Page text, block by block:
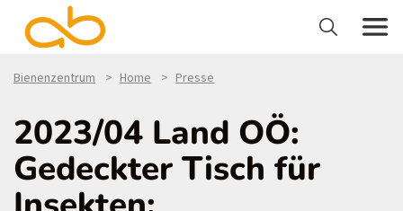
Bienenzentrum Home Presse
2023/04 Land OÖ:
Gedeckter Tisch für